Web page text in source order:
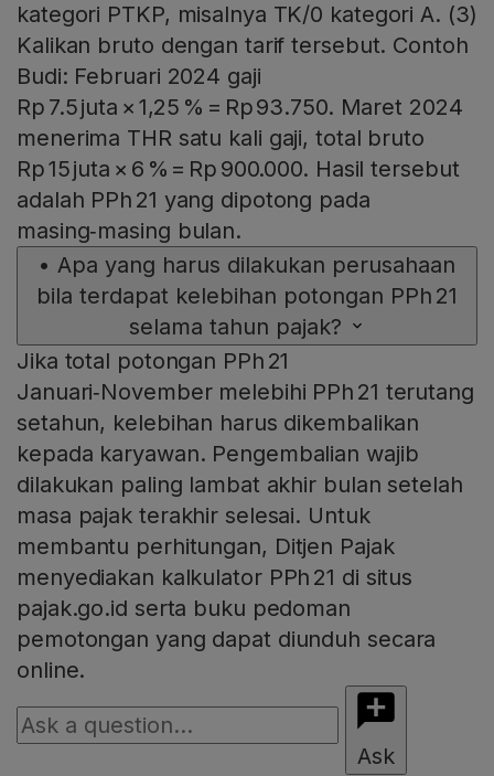
kategori PTKP, misalnya TK/0 kategori A. (3)
Kalikan bruto dengan tarif tersebut. Contoh
Budi: Februari 2024 gaji
Rp 7.5 juta × 1,25 % = Rp 93.750. Maret 2024
menerima THR satu kali gaji, total bruto
Rp 15 juta × 6 % = Rp 900.000. Hasil tersebut
adalah PPh 21 yang dipotong pada
masing‑masing bulan.
• Apa yang harus dilakukan perusahaan
bila terdapat kelebihan potongan PPh 21
selama tahun pajak?
Jika total potongan PPh 21
Januari‑November melebihi PPh 21 terutang
setahun, kelebihan harus dikembalikan
kepada karyawan. Pengembalian wajib
dilakukan paling lambat akhir bulan setelah
masa pajak terakhir selesai. Untuk
membantu perhitungan, Ditjen Pajak
menyediakan kalkulator PPh 21 di situs
pajak.go.id serta buku pedoman
pemotongan yang dapat diunduh secara
online.
Ask